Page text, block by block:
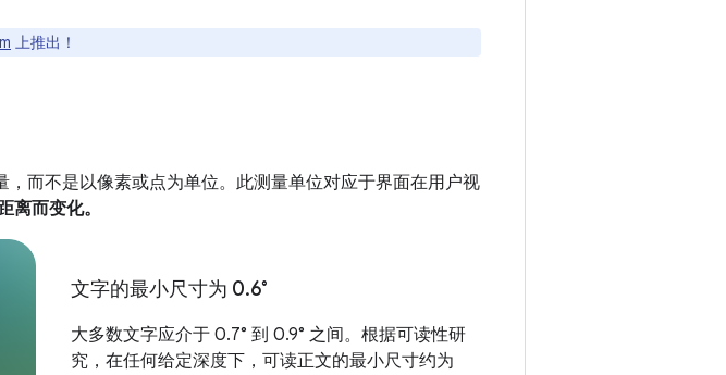
上推出！
而不是以像素或点为单位。此测量单位对应于界面在用户视
离而变化。
文字的最小尺寸为 0.6°
大多数文字应介于 0.7° 到 0.9° 之间。根据可读性研
究，在任何给定深度下，可读正文的最小尺寸约为